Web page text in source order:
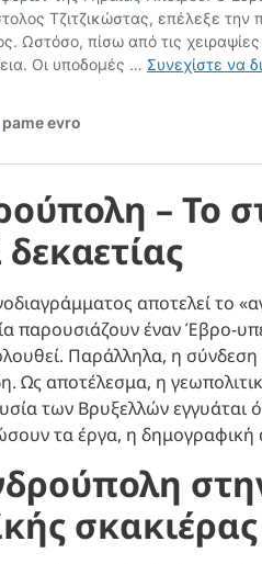
– Το
αποτελεί το
παρουσιάζουν έναν Έβρο-
Παράλληλα, η σύνδεση
Ως αποτέλεσμα, η
των Βρυξελλών
τα έργα, η
σκακιέρας